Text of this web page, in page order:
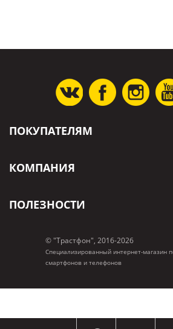
ПОКУПАТЕЛЯМ
КОМПАНИЯ
ПОЛЕЗНОСТИ
© "Трастфон", 2016-2026
Специализированный интернет-магазин
смартфонов и телефонов